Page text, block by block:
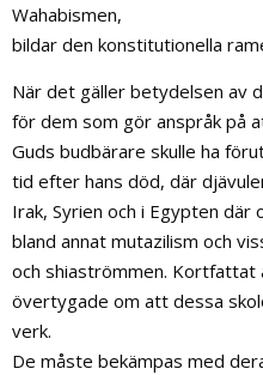
Wahabismen,
bildar den konstitutionella
När det gäller betydelsen av
för dem som gör anspråk på
Guds budbärare skulle ha
tid efter hans död, där
Irak, Syrien och i Egypten där
bland annat mutazilism och
och shiaströmmen. Kortfattat
övertygade om att dessa
verk.
De måste bekämpas med